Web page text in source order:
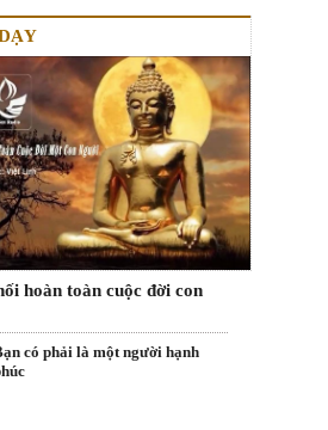
hoàn toàn cuộc đời con
có phải là một người hạnh